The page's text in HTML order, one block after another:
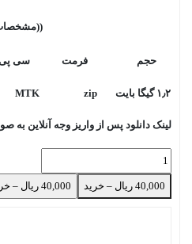
حجم فرمت سی پی
۱٫۲ گیگا بایت zip
MTK
لینک دانلود پس از واریز وجه آنلاین به
40,000 ریال – خرید